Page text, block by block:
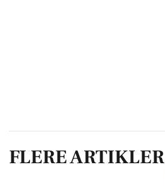
FLERE ARTIKLER